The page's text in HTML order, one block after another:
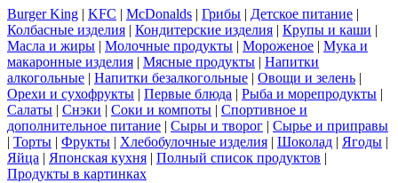
Burger King | KFC | McDonalds | Грибы | Детское питание |
Колбасные изделия | Кондитерские изделия | Крупы и каши |
Масла и жиры | Молочные продукты | Мороженое | Мука и
макаронные изделия | Мясные продукты | Напитки
алкогольные | Напитки безалкогольные | Овощи и зелень |
Орехи и сухофрукты | Первые блюда | Рыба и морепродукты |
Салаты | Снэки | Соки и компоты | Спортивное и
дополнительное питание | Сыры и творог | Сырье и приправы
| Торты | Фрукты | Хлебобулочные изделия | Шоколад | Ягоды |
Яйца | Японская кухня | Полный список продуктов |
Продукты в картинках